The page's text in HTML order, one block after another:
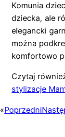
Komunia
dziecka, ale
elegancki
można
komfortowo
Czytaj
stylizacje
«Poprzedni